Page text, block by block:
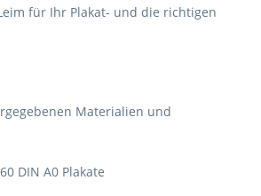
für Ihr Plakat- und die richtigen
Materialien und
DIN A0 Plakate